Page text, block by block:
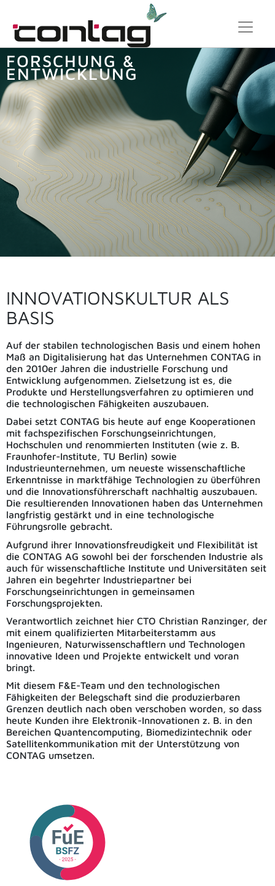
FORSCHUNG &
ENTWICKLUNG
INNOVATIONSKULTUR ALS
BASIS
Auf der stabilen technologischen Basis und einem hohen
Maß an Digitalisierung hat das Unternehmen CONTAG in
den 2010er Jahren die industrielle Forschung und
Entwicklung aufgenommen. Zielsetzung ist es, die
Produkte und Herstellungsverfahren zu optimieren und
die technologischen Fähigkeiten auszubauen.
Dabei setzt CONTAG bis heute auf enge Kooperationen
mit fachspezifischen Forschungseinrichtungen,
Hochschulen und renommierten Instituten (wie z. B.
Fraunhofer-Institute, TU Berlin) sowie
Industrieunternehmen, um neueste wissenschaftliche
Erkenntnisse in marktfähige Technologien zu überführen
und die Innovationsführerschaft nachhaltig auszubauen.
Die resultierenden Innovationen haben das Unternehmen
langfristig gestärkt und in eine technologische
Führungsrolle gebracht.
Aufgrund ihrer Innovationsfreudigkeit und Flexibilität ist
die CONTAG AG sowohl bei der forschenden Industrie als
auch für wissenschaftliche Institute und Universitäten seit
Jahren ein begehrter Industriepartner bei
Forschungseinrichtungen in gemeinsamen
Forschungsprojekten.
Verantwortlich zeichnet hier CTO Christian Ranzinger, der
mit einem qualifizierten Mitarbeiterstamm aus
Ingenieuren, Naturwissenschaftlern und Technologen
innovative Ideen und Projekte entwickelt und voran
bringt.
Mit diesem F&E-Team und den technologischen
Fähigkeiten der Belegschaft sind die produzierbaren
Grenzen deutlich nach oben verschoben worden, so dass
heute Kunden ihre Elektronik-Innovationen z. B. in den
Bereichen Quantencomputing, Biomedizintechnik oder
Satellitenkommunikation mit der Unterstützung von
CONTAG umsetzen.